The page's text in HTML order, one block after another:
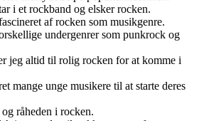
i et rockband og elsker rocken.
af rocken som musikgenre.
undergenrer som punkrock og
jeg altid til rolig rocken for at komme i
mange unge musikere til at starte deres
råheden i rocken.